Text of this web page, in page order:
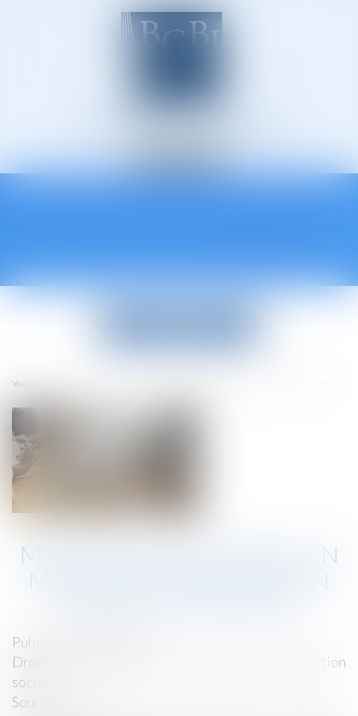
Avocats à Épinal
Vous êtes ici :
MESURES DE TOLÉRANCE EN
Publié le :
Droit du travail - Employeurs
Droit de la protection
sociale
Source :